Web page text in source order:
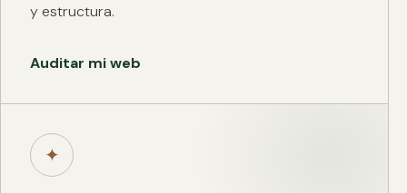
y estructura.
Auditar mi web
✦